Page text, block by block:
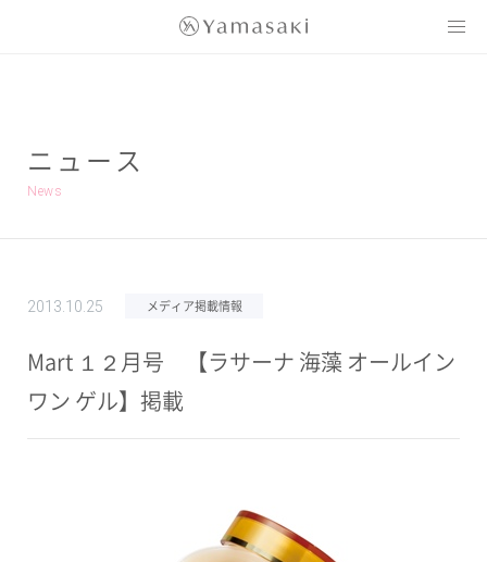
ニュース
News
2013.10.25 メディア掲載情報
Mart １２月号 【ラサーナ 海藻 オールイン
ワン ゲル】掲載